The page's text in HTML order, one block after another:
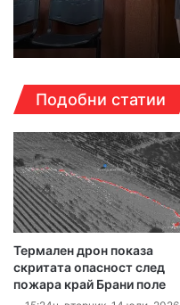
Подобни статии
Термален дрон показа
скритата опасност след
пожара край Брани поле